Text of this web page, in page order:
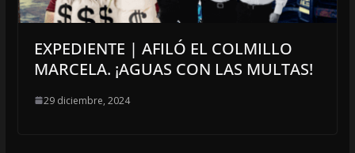
EXPEDIENTE | AFILÓ EL COLMILLO
MARCELA. ¡AGUAS CON LAS MULTAS!
29 diciembre, 2024